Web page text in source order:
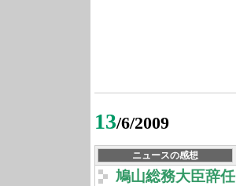
13/6/2009
ニュースの感想
鳩山総務大臣辞任